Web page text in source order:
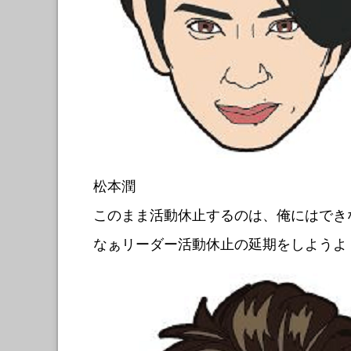
松本潤
このまま活動休止するのは、俺にはでき
なぁリーダー活動休止の延期をしようよ